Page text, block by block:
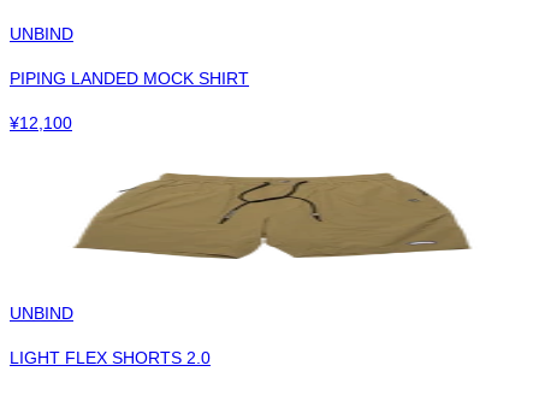
UNBIND
PIPING LANDED MOCK SHIRT
¥12,100
UNBIND
LIGHT FLEX SHORTS 2.0